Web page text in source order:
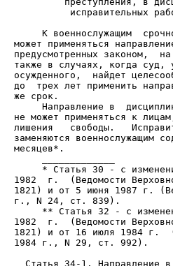
исправительных
К военнослужащим
может применяться
предусмотренных законом,
также в случаях, когда суд,
осужденного,  найдет
до  трех лет применить
Направление в
не может применяться к
лишения   свободы.
заменяются военнослужащим
* Статья 30 - с
1982  г.  (Ведомости
1821) и от 5 июня 1987 г.
** Статья 32 - с
1982  г.  (Ведомости
1821) и от 16 июля 1984 г.
1984 г., N 29, ст. 992).
Статья 34-1. Направление